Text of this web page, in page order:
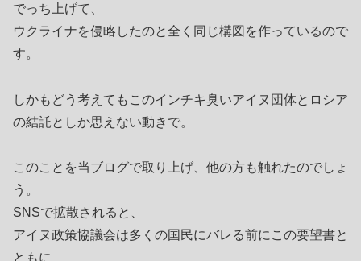
でっち上げて、
ウクライナを侵略したのと全く同じ構図を作っているので
す。
しかもどう考えてもこのインチキ臭いアイヌ団体とロシア
の結託としか思えない動きで。
このことを当ブログで取り上げ、他の方も触れたのでしょ
う。
SNSで拡散されると、
アイヌ政策協議会は多くの国民にバレる前にこの要望書と
ともに